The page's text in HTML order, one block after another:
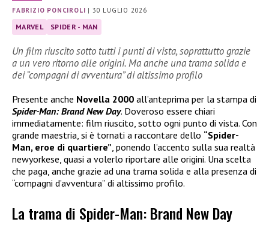
FABRIZIO PONCIROLI | 30 LUGLIO 2026
MARVEL SPIDER - MAN
Un film riuscito sotto tutti i punti di vista, soprattutto grazie
a un vero ritorno alle origini. Ma anche una trama solida e
dei “compagni di avventura” di altissimo profilo
Presente anche Novella 2000 all’anteprima per la stampa di
Spider-Man: Brand New Day. Doveroso essere chiari
immediatamente: film riuscito, sotto ogni punto di vista. Con
grande maestria, si è tornati a raccontare dello “Spider-
Man, eroe di quartiere” , ponendo l’accento sulla sua realtà
newyorkese, quasi a volerlo riportare alle origini. Una scelta
che paga, anche grazie ad una trama solida e alla presenza di
“compagni d’avventura” di altissimo profilo.
La trama di Spider-Man: Brand New Day